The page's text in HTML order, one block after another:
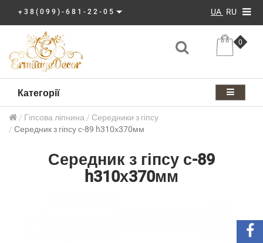
+38(099)-681-22-05 UA RU
0
Категорії
Гіпсова ліпнина
Середники з гіпсу
Середник з гіпсу с-89 h310х370мм
Середник з гіпсу с-89
h310х370мм